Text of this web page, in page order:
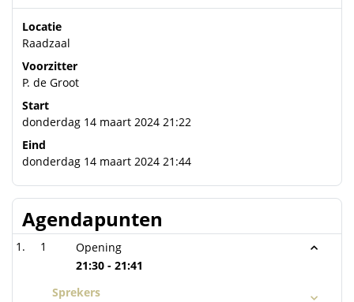
Locatie
Raadzaal
Voorzitter
P. de Groot
Start
donderdag 14 maart 2024 21:22
Eind
donderdag 14 maart 2024 21:44
Agendapunten
1
Opening
21:30 - 21:41
Sprekers